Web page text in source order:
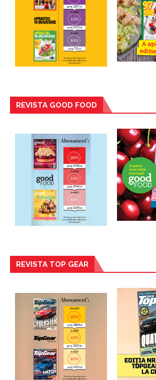
REVISTA GOOD FOOD
REVISTA TOP GEAR